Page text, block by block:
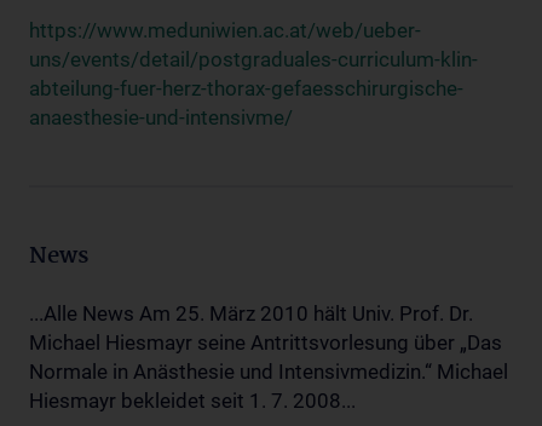
https://www.meduniwien.ac.at/web/ueber-
uns/events/detail/postgraduales-curriculum-klin-
abteilung-fuer-herz-thorax-gefaesschirurgische-
anaesthesie-und-intensivme/
News
...Alle News Am 25. März 2010 hält Univ. Prof. Dr.
Michael Hiesmayr seine Antrittsvorlesung über „Das
Normale in Anästhesie und Intensivmedizin.“ Michael
Hiesmayr bekleidet seit 1. 7. 2008...